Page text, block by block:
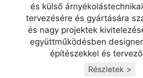
és külső
tervezésére és gyártására
és nagy projektek
együttműködésben
építészekkel és
Részletek >